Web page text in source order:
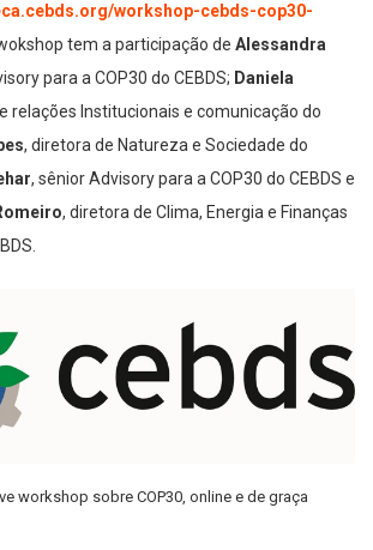
workshop-cebds-cop30-
tem a participação de Alessandra
para a COP30 do CEBDS; Daniela
relações Institucionais e comunicação do
, diretora de Natureza e Sociedade do
, sênior Advisory para a COP30 do CEBDS e
, diretora de Clima, Energia e Finanças
workshop sobre COP30, online e de graça